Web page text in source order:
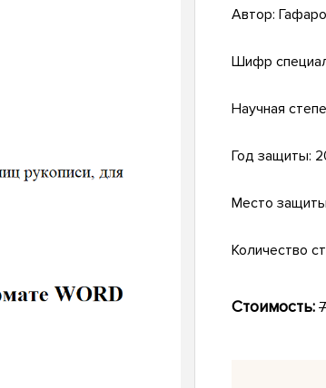
Автор:
Шифр
Научная
Год защиты:
Место
Количество
Стоимость: